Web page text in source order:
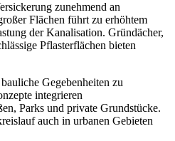
zunehmend an
Flächen führt zu erhöhtem
der Kanalisation. Gründächer,
Pflasterflächen bieten
Gegebenheiten zu
integrieren
Parks und private Grundstücke.
auch in urbanen Gebieten